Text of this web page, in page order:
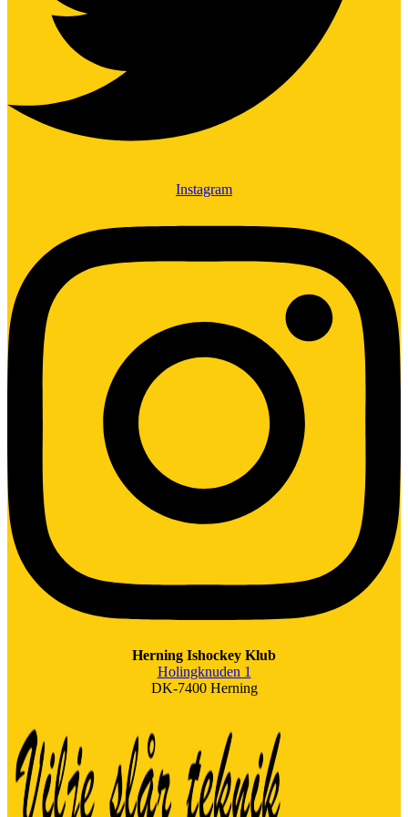
Instagram
Herning Ishockey Klub
Holingknuden 1
DK-7400 Herning